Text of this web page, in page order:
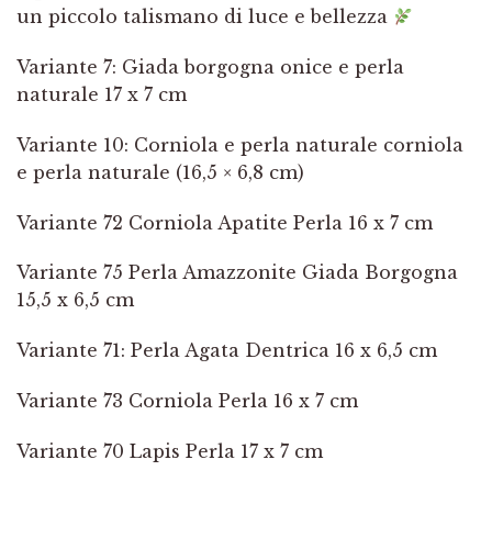
un piccolo talismano di luce e bellezza
Variante 7: Giada borgogna onice e perla
naturale 17 x 7 cm
Variante 10: Corniola e perla naturale corniola
e perla naturale (16,5 × 6,8 cm)
Variante 72 Corniola Apatite Perla 16 x 7 cm
Variante 75 Perla Amazzonite Giada Borgogna
15,5 x 6,5 cm
Variante 71: Perla Agata Dentrica 16 x 6,5 cm
Variante 73 Corniola Perla 16 x 7 cm
Variante 70 Lapis Perla 17 x 7 cm